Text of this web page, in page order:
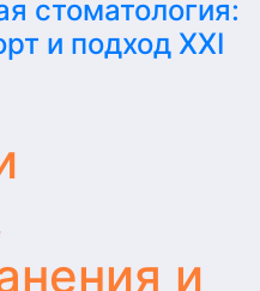
стоматология:
и подход XXI
и